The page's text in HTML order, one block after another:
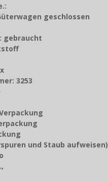
geschlossen
gebraucht
3253
und Staub aufweisen)